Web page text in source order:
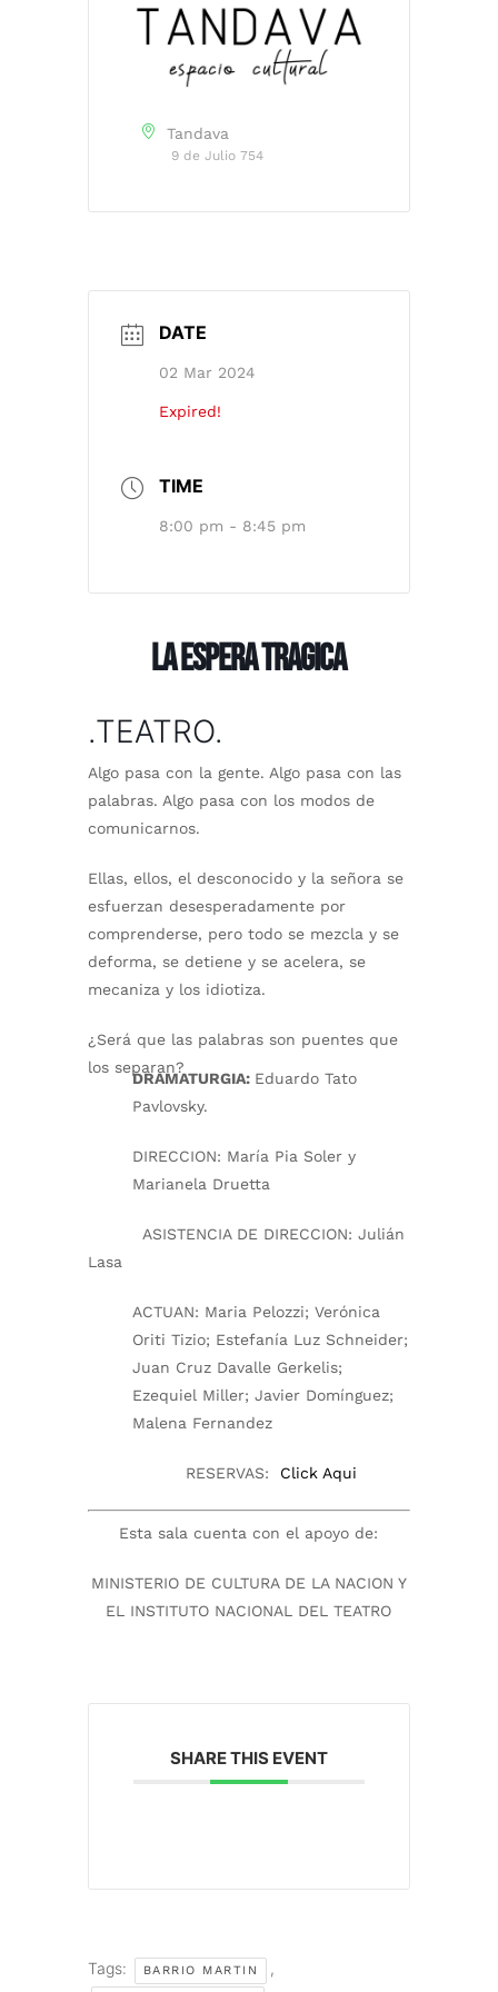
Tandava
9 de Julio 754
DATE
02 Mar 2024
Expired!
TIME
8:00 pm - 8:45 pm
LA ESPERA TRAGICA
.TEATRO.
Algo pasa con la gente. Algo pasa con las
palabras. Algo pasa con los modos de
comunicarnos.
Ellas, ellos, el desconocido y la señora se
esfuerzan desesperadamente por
comprenderse, pero todo se mezcla y se
deforma, se detiene y se acelera, se
mecaniza y los idiotiza.
¿Será que las palabras son puentes que
los separan?
DRAMATURGIA: Eduardo Tato
Pavlovsky.
DIRECCION: María Pia Soler y
Marianela Druetta
ASISTENCIA DE DIRECCION: Julián
Lasa
ACTUAN: Maria Pelozzi; Verónica
Oriti Tizio; Estefanía Luz Schneider;
Juan Cruz Davalle Gerkelis;
Ezequiel Miller; Javier Domínguez;
Malena Fernandez
RESERVAS: Click Aqui
Esta sala cuenta con el apoyo de:
MINISTERIO DE CULTURA DE LA NACION Y
EL INSTITUTO NACIONAL DEL TEATRO
SHARE THIS EVENT
Tags: BARRIO MARTIN ,